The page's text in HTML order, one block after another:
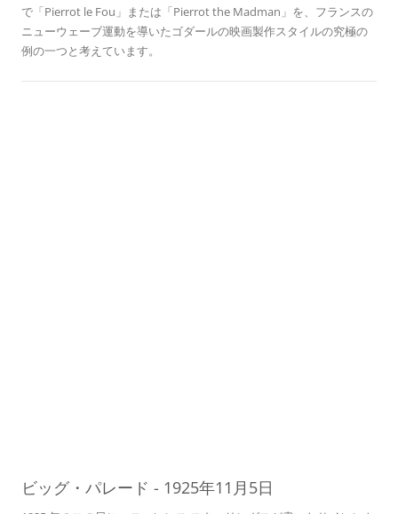
で「Pierrot le Fou」または「Pierrot the Madman」を、フランスの
ニューウェーブ運動を導いたゴダールの映画製作スタイルの究極の
例の一つと考えています。
ビッグ・パレード - 1925年11月5日